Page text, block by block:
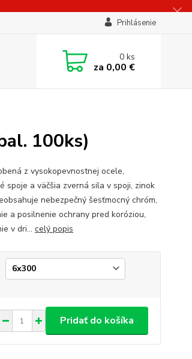
Prihlásenie
0ks
za 0,00 €
100ks)
z vysokopevnostnej ocele,
spoje a väčšia zverná sila v spoji, zinok
nebezpečný šesťmocný chróm,
a posilnenie ochrany pred koróziou,
v dri... celý popis
Pridať do košíka